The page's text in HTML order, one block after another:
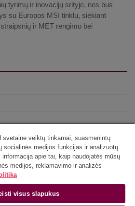
tyrimų ir inovacijų srityje, nes bus
su Europos MSI tinklu, siekiant
ir MET rengimu bei
svetainė veiktų tinkamai, suasmenintų
socialinės medijos funkcijas ir analizuotų
apie tai, kaip naudojatės mūsų
medijos, reklamavimo ir analizės
visus slapukus